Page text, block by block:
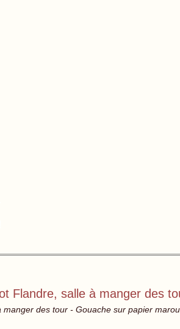
Flandre, salle à manger des
des tour - Gouache sur papier